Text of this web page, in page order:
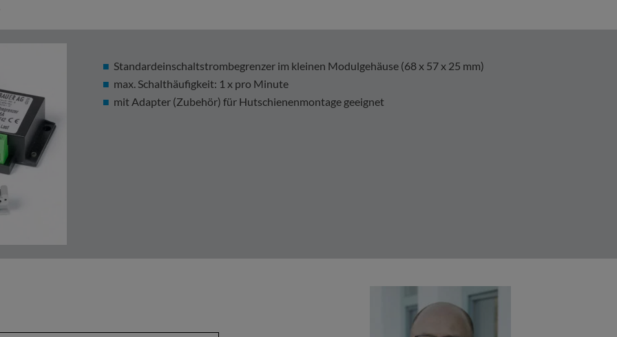
Standardeinschaltstrombegrenzer im kleinen Modulgehäuse (68 x 57 x 25 mm)
max. Schalthäufigkeit: 1 x pro Minute
mit Adapter (Zubehör) für Hutschienenmontage geeignet